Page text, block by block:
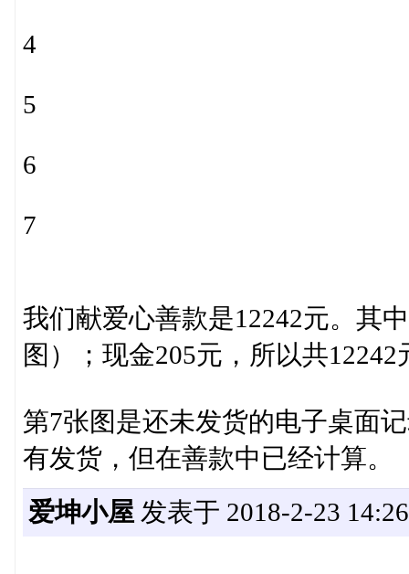
4
5
6
7
我们献爱心善款是12242元。其
图）；现金205元，所以共12242
第7张图是还未发货的电子桌面
有发货，但在善款中已经计算。
爱坤小屋 发表于 2018-2-23 14:26